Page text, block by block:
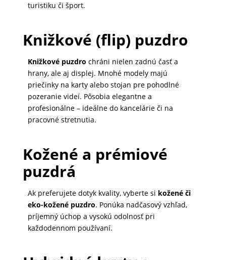
ZDRAVIE
MATKA
turistiku či šport.
Knižkové (flip) puzdro
Knižkové puzdro chráni nielen zadnú časť a
hrany, ale aj displej. Mnohé modely majú
priečinky na karty alebo stojan pre pohodlné
pozeranie videí. Pôsobia elegantne a
profesionálne – ideálne do kancelárie či na
pracovné stretnutia.
Kožené a prémiové
puzdrá
Ak preferujete dotyk kvality, vyberte si kožené či
eko-kožené puzdro. Ponúka nadčasový vzhľad,
príjemný úchop a vysokú odolnosť pri
každodennom používaní.